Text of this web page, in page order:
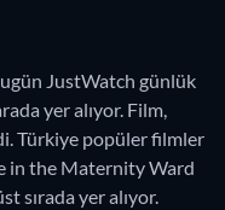
JustWatch günlük
yer alıyor. Film,
Türkiye popüler filmler
in the Maternity Ward
sırada yer alıyor.